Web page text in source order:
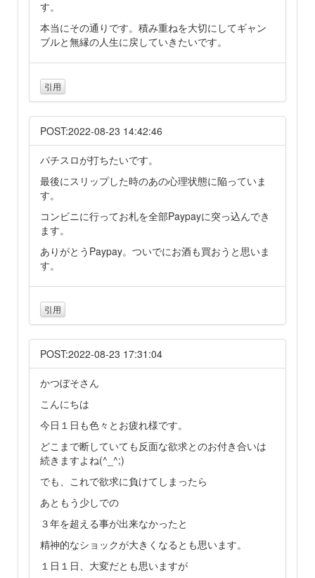
す。
本当にその通りです。積み重ねを大切にしてギャン
ブルと無縁の人生に戻していきたいです。
引用
POST:2022-08-23 14:42:46
パチスロが打ちたいです。
最後にスリップした時のあの心理状態に陥っていま
す。
コンビニに行ってお札を全部Paypayに突っ込んでき
ます。
ありがとうPaypay。ついでにお酒も買おうと思いま
す。
引用
POST:2022-08-23 17:31:04
かつぼそさん
こんにちは
今日１日も色々とお疲れ様です。
どこまで断していても反面な欲求とのお付き合いは
続きますよね(^_^;)
でも、これで欲求に負けてしまったら
あともう少しでの
３年を超える事が出来なかったと
精神的なショックが大きくなるとも思います。
１日１日、大変だとも思いますが